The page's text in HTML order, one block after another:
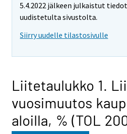
5.4.2022 jälkeen julkaistut
uudistetulta sivustolta.
Siirry uudelle tilastosivulle
Liitetaulukko 1.
vuosimuutos
aloilla, % (TOL